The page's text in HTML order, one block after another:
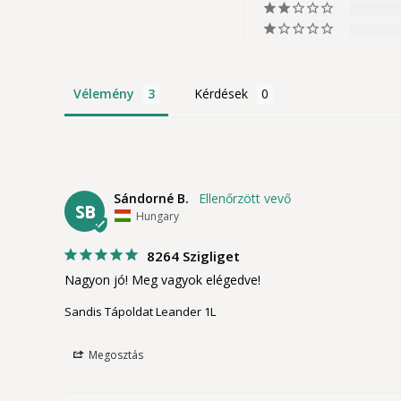
Vélemény Kérdések
SB
Sándorné B.
Hungary
8264 Szigliget
Nagyon jó! Meg vagyok elégedve!
Sandis Tápoldat Leander 1L
Megosztás